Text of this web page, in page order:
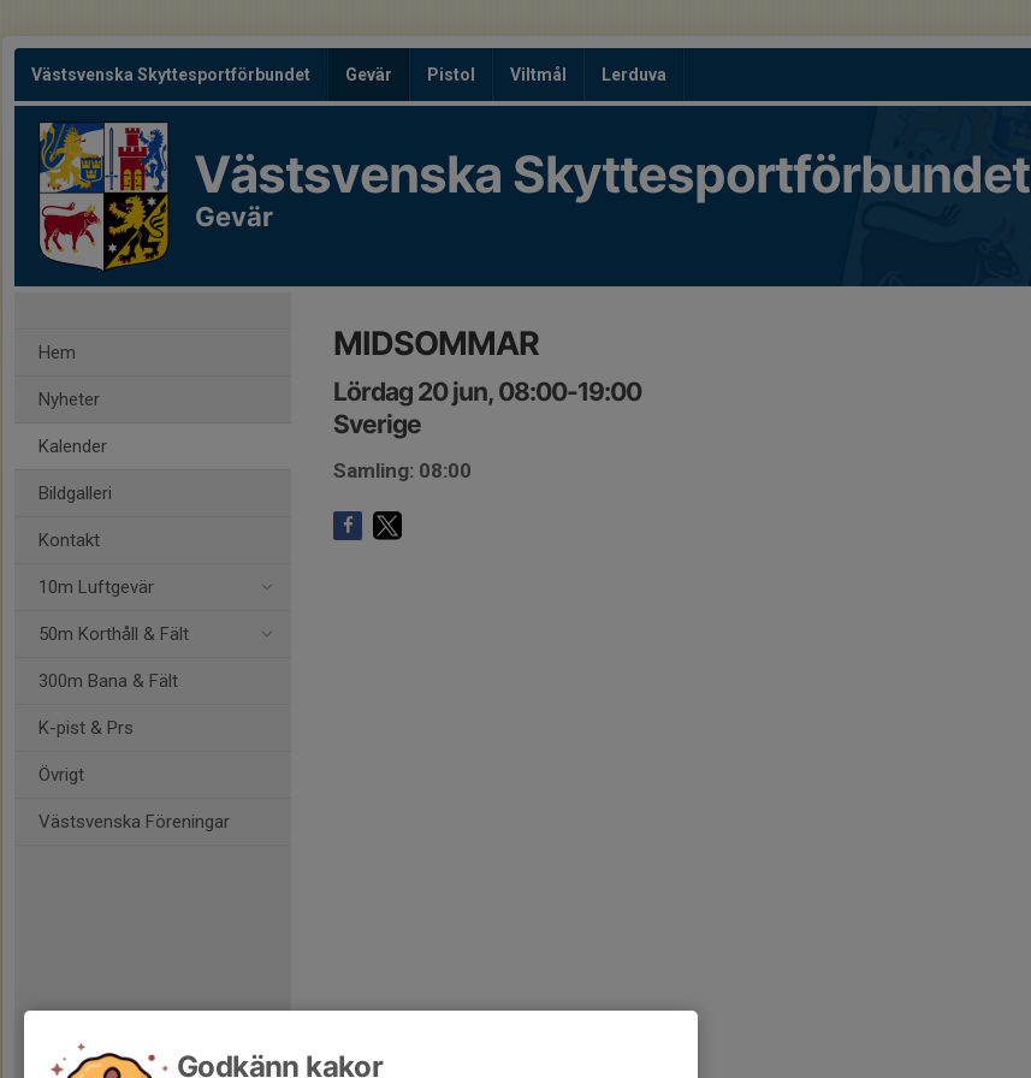
Västsvenska Skyttesportförbundet Gevär Pistol Viltmål Lerduva
Västsvenska Skyttesportförbundet
Gevär
Hem
Nyheter
Kalender
Bildgalleri
Kontakt
10m Luftgevär
50m Korthåll & Fält
300m Bana & Fält
K-pist & Prs
Övrigt
Västsvenska Föreningar
MIDSOMMAR
Lördag 20 jun, 08:00-19:00
Sverige
Samling: 08:00
Godkänn kakor